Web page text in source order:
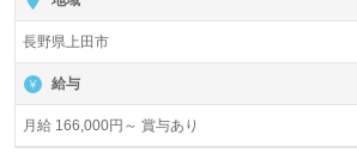
長野県上田市
給与
月給 166,000円～ 賞与あり